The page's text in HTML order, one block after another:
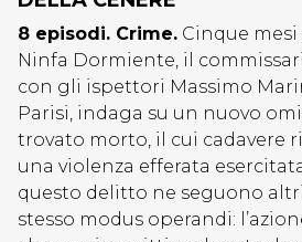
8 episodi. Crime. Cinque
Ninfa Dormiente, il
con gli ispettori Massimo
Parisi, indaga su un nuovo
trovato morto, il cui cadavere
una violenza efferata
questo delitto ne seguono
stesso modus operandi: